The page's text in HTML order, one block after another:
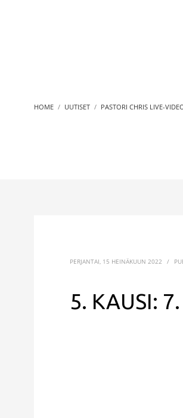
HOME UUTISET PASTORI CHRIS LIVE-
PERJANTAI, 15 HEINÄKUUN 2022 /
5. KAUSI: